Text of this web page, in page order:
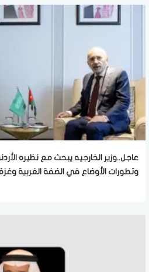
عاجل..وزير الخارجيه يبحث مع نظيره
وتطورات الأوضاع في الضفة الغربية وغزة